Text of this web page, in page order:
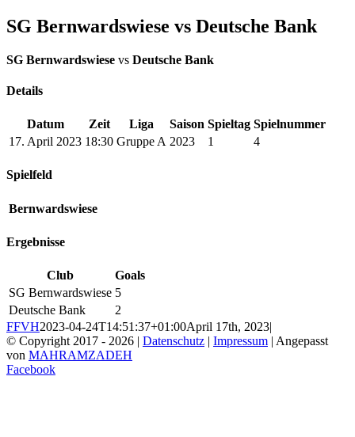
SG Bernwardswiese vs Deutsche Bank
SG Bernwardswiese vs Deutsche Bank
Details
Datum Zeit Liga Saison Spieltag Spielnummer
17. April 2023 18:30 Gruppe A 2023 1 4
Spielfeld
Bernwardswiese
Ergebnisse
Club
Goals
SG Bernwardswiese 5
Deutsche Bank
2
FFVH2023-04-24T14:51:37+01:00April 17th, 2023|
© Copyright 2017 - 2026 | Datenschutz | Impressum | Angepasst
von MAHRAMZADEH
Facebook